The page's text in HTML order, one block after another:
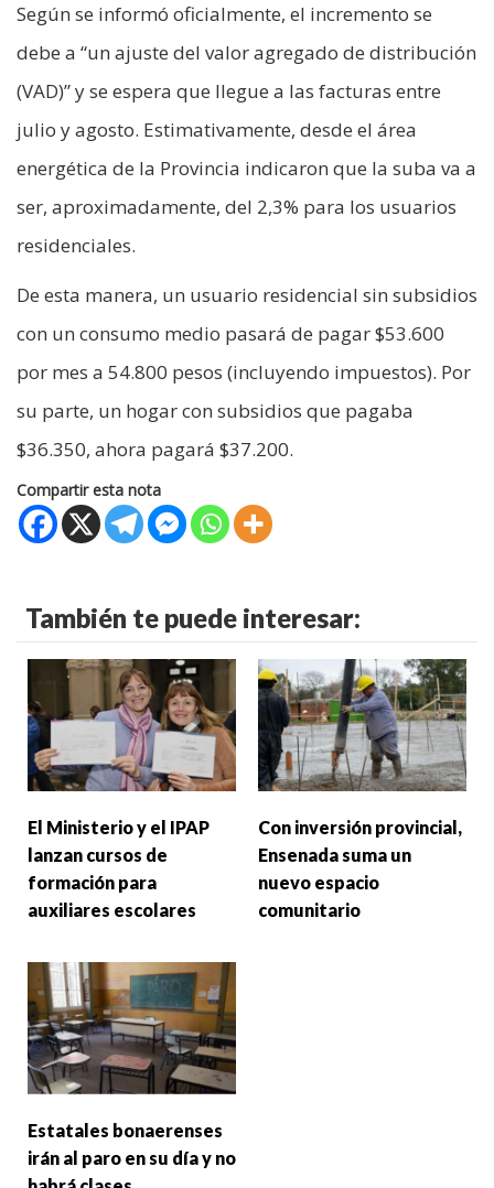
Según se informó oficialmente, el incremento se
debe a “un ajuste del valor agregado de distribución
(VAD)” y se espera que llegue a las facturas entre
julio y agosto. Estimativamente, desde el área
energética de la Provincia indicaron que la suba va a
ser, aproximadamente, del 2,3% para los usuarios
residenciales.
De esta manera, un usuario residencial sin subsidios
con un consumo medio pasará de pagar $53.600
por mes a 54.800 pesos (incluyendo impuestos). Por
su parte, un hogar con subsidios que pagaba
$36.350, ahora pagará $37.200.
Compartir esta nota
También te puede interesar:
El Ministerio y el IPAP
lanzan cursos de
formación para
auxiliares escolares
Con inversión provincial,
Ensenada suma un
nuevo espacio
comunitario
Estatales bonaerenses
irán al paro en su día y no